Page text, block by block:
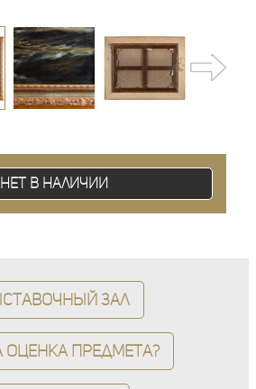
Нет в наличии
зал
оценка предмета?